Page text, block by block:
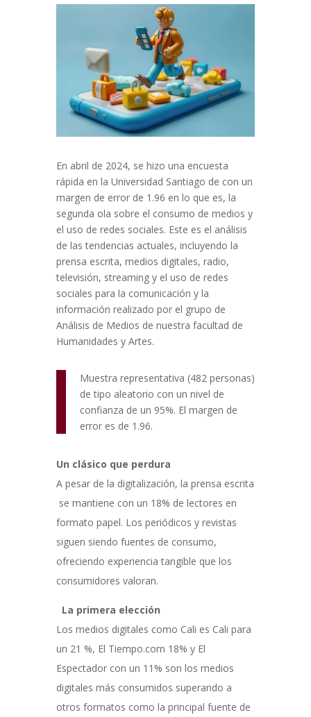
En abril de 2024, se hizo una encuesta
rápida en la Universidad Santiago de con un
margen de error de 1.96 en lo que es, la
segunda ola sobre el consumo de medios y
el uso de redes sociales. Este es el análisis
de las tendencias actuales, incluyendo la
prensa escrita, medios digitales, radio,
televisión, streaming y el uso de redes
sociales para la comunicación y la
información realizado por el grupo de
Análisis de Medios de nuestra facultad de
Humanidades y Artes.
Muestra representativa (482 personas)
de tipo aleatorio con un nivel de
confianza de un 95%. El margen de
error es de 1.96.
Un clásico que perdura
A pesar de la digitalización, la prensa escrita
se mantiene con un 18% de lectores en
formato papel. Los periódicos y revistas
siguen siendo fuentes de consumo,
ofreciendo experiencia tangible que los
consumidores valoran.
La primera elección
Los medios digitales como Cali es Cali para
un 21 %, El Tiempo.com 18% y El
Espectador con un 11% son los medios
digitales más consumidos superando a
otros formatos como la principal fuente de